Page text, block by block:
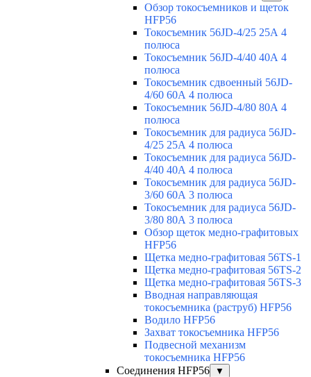
Обзор токосъемников и щеток
HFP56
Токосъемник 56JD-4/25 25А 4
полюса
Токосъемник 56JD-4/40 40А 4
полюса
Токосъемник сдвоенный 56JD-
4/60 60А 4 полюса
Токосъемник 56JD-4/80 80А 4
полюса
Токосъемник для радиуса 56JD-
4/25 25А 4 полюса
Токосъемник для радиуса 56JD-
4/40 40А 4 полюса
Токосъемник для радиуса 56JD-
3/60 60А 3 полюса
Токосъемник для радиуса 56JD-
3/80 80А 3 полюса
Обзор щеток медно-графитовых
HFP56
Щетка медно-графитовая 56TS-1
Щетка медно-графитовая 56TS-2
Щетка медно-графитовая 56TS-3
Вводная направляющая
токосъемника (раструб) HFP56
Водило HFP56
Захват токосъемника HFP56
Подвесной механизм
токосъемника HFP56
Соединения HFP56
▼